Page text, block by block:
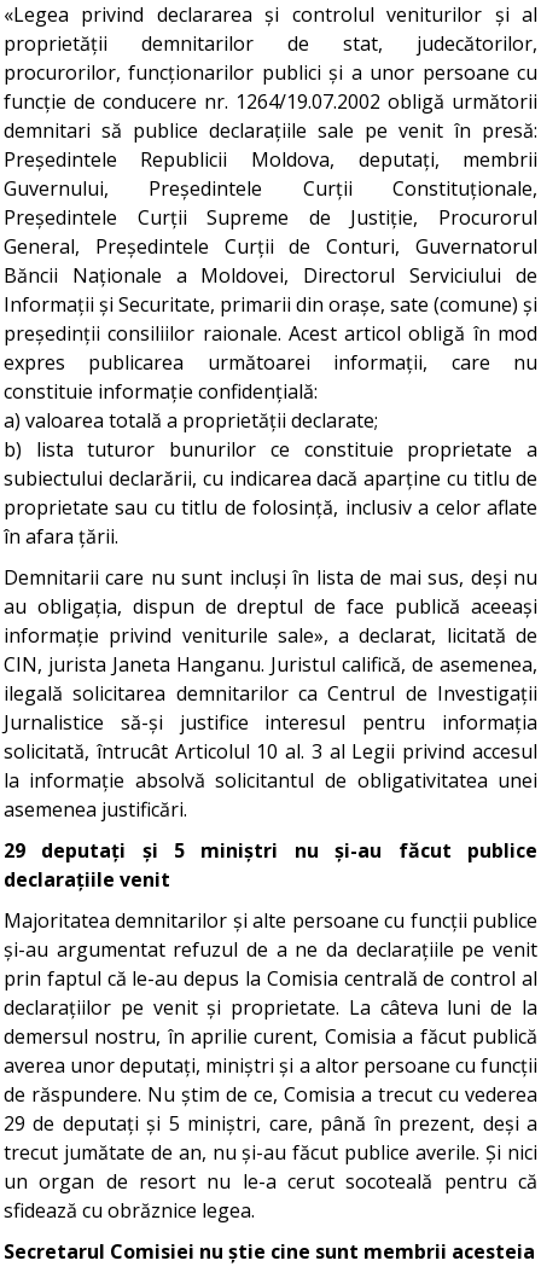
«Legea privind declararea și controlul veniturilor și al
proprietății demnitarilor de stat, judecătorilor,
procurorilor, funcționarilor publici și a unor persoane cu
funcție de conducere nr. 1264/19.07.2002 obligă următorii
demnitari să publice declarațiile sale pe venit în presă:
Președintele Republicii Moldova, deputați, membrii
Guvernului, Președintele Curții Constituționale,
Președintele Curții Supreme de Justiție, Procurorul
General, Președintele Curții de Conturi, Guvernatorul
Băncii Naționale a Moldovei, Directorul Serviciului de
Informații și Securitate, primarii din orașe, sate (comune) și
președinții consiliilor raionale. Acest articol obligă în mod
expres publicarea următoarei informații, care nu
constituie informație confidențială:
a) valoarea totală a proprietății declarate;
b) lista tuturor bunurilor ce constituie proprietate a
subiectului declarării, cu indicarea dacă aparține cu titlu de
proprietate sau cu titlu de folosință, inclusiv a celor aflate
în afara țării.
Demnitarii care nu sunt incluși în lista de mai sus, deși nu
au obligația, dispun de dreptul de face publică aceeași
informație privind veniturile sale», a declarat, licitată de
CIN, jurista Janeta Hanganu. Juristul califică, de asemenea,
ilegală solicitarea demnitarilor ca Centrul de Investigații
Jurnalistice să-și justifice interesul pentru informația
solicitată, întrucât Articolul 10 al. 3 al Legii privind accesul
la informație absolvă solicitantul de obligativitatea unei
asemenea justificări.
29 deputați și 5 miniștri nu și-au făcut publice
declarațiile venit
Majoritatea demnitarilor și alte persoane cu funcții publice
și-au argumentat refuzul de a ne da declarațiile pe venit
prin faptul că le-au depus la Comisia centrală de control al
declarațiilor pe venit și proprietate. La câteva luni de la
demersul nostru, în aprilie curent, Comisia a făcut publică
averea unor deputați, miniștri și a altor persoane cu funcții
de răspundere. Nu știm de ce, Comisia a trecut cu vederea
29 de deputați și 5 miniștri, care, până în prezent, deși a
trecut jumătate de an, nu și-au făcut publice averile. Și nici
un organ de resort nu le-a cerut socoteală pentru că
sfidează cu obrăznice legea.
Secretarul Comisiei nu știe cine sunt membrii acesteia